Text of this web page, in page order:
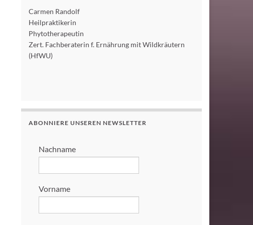
Carmen Randolf
Heilpraktikerin
Phytotherapeutin
Zert. Fachberaterin f. Ernährung mit Wildkräutern
(HfWU)
ABONNIERE UNSEREN NEWSLETTER
Nachname
Vorname